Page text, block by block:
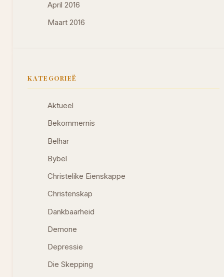
April 2016
Maart 2016
KATEGORIEË
Aktueel
Bekommernis
Belhar
Bybel
Christelike Eienskappe
Christenskap
Dankbaarheid
Demone
Depressie
Die Skepping